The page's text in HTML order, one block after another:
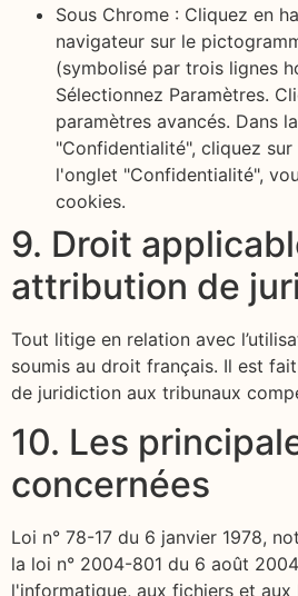
Sous Chrome : Cliquez en
navigateur sur le
(symbolisé par trois lignes
Sélectionnez Paramètres.
paramètres avancés. Dans
"Confidentialité", cliquez
l'onglet "Confidentialité",
cookies.
9. Droit
attribution de
Tout litige en relation avec
soumis au droit français. Il est
de juridiction aux tribunaux
10. Les
concernées
Loi n° 78-17 du 6 janvier 1978,
la loi n° 2004-801 du 6 août
l'informatique, aux fichiers et aux